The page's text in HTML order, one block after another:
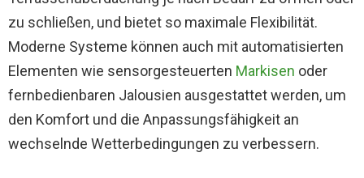
zu schließen, und bietet so maximale Flexibilität.
Moderne Systeme können auch mit automatisierten
Elementen wie sensorgesteuerten Markisen oder
fernbedienbaren Jalousien ausgestattet werden, um
den Komfort und die Anpassungsfähigkeit an
wechselnde Wetterbedingungen zu verbessern.